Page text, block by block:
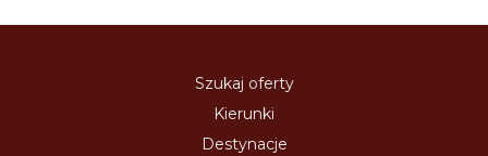
Szukaj oferty
Kierunki
Destynacje